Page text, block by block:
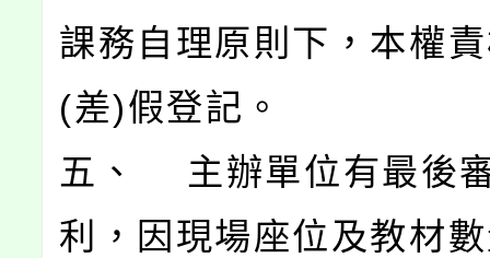
課務自理原則下，本權
(差)假登記。
五、 主辦單位有最後
利，因現場座位及教材